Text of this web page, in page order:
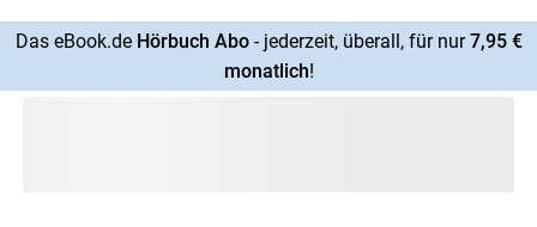
Das eBook.de Hörbuch Abo- jederzeit, überall, für nur7,95 €
monatlich!